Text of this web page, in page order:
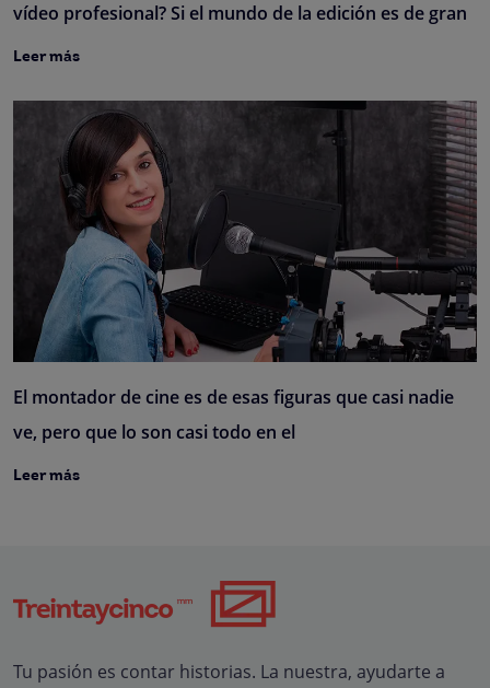
vídeo profesional? Si el mundo de la edición es de gran
Leer más
El montador de cine es de esas figuras que casi nadie
ve, pero que lo son casi todo en el
Leer más
Tu pasión es contar historias. La nuestra, ayudarte a